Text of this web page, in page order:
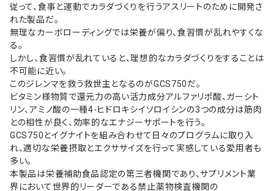
従って、食事と運動でカラダづくりを行うアスリートのために開発さ
れた製品だ。
無理なカーボローディングでは栄養が偏り、食習慣が乱れやすくな
る。
しかし、食習慣が乱れていると、理想的なカラダづくりをすることは
不可能に近い。
このジレンマを救う救世主となるのがGCS750だ。
ビタミン様物質で還元力の高い活力成分アルファリポ酸、ガーシト
リン、アミノ酸の一種4-ヒドロキシイソロイシンの3つの成分は筋肉
との相性が良く、効率的なエナジーサポートを行う。
GCS750とイグナイトを組み合わせて日々のプログラムに取り入
れ、適切な栄養摂取とエクササイズを行って実感している愛用者も
多い。
本製品は栄養補助食品認定の第三者機関であり、サプリメント業
界において世界的リーダーである禁止薬物検査機関の